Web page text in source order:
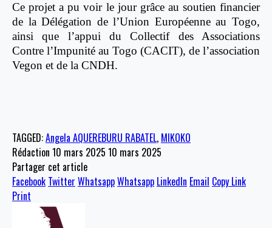
Ce projet a pu voir le jour grâce au soutien financier
de la Délégation de l’Union Européenne au Togo,
ainsi que l’appui du Collectif des Associations
Contre l’Impunité au Togo (CACIT), de l’association
Vegon et de la CNDH.
TAGGED:Angela AQUEREBURU RABATEL, MIKOKO
Rédaction 10 mars 2025 10 mars 2025
Partager cet article
Facebook Twitter WhatsappWhatsapp LinkedIn Email Copy Link
Print